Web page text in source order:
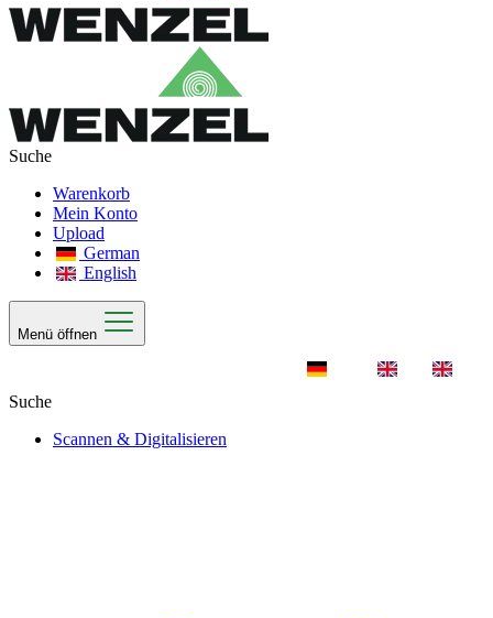
Warenkorb
Mein Konto
Upload
German
English
Menü öffnen
Scannen & Digitalisieren